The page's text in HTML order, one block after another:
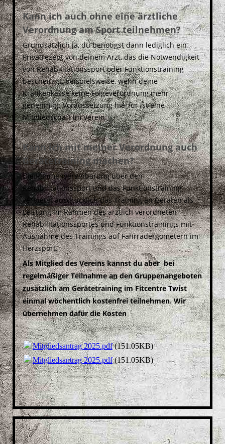
Kann ich auch ohne eine ärztliche
Verordnung am Sport teilnehmen?
Grundsätzlich ja, du benötigst dann lediglich ein
Privatrezept von deinem Arzt, das die Notwendigkeit
von Rehabilitationssport oder Funktionstraining
bescheinigt, beispielsweise, wenn deine
Krankenkasse keine Folgeverordnung mehr
genehmigt. Voraussetzung hierfür ist eine
Mitgliedschaft im Verein.
Kann ich mit meiner Verordnung auch
Gerätetraining machen?
Die Rahmenvereinbarung über den
Rehabilitationssport und das Funktionstraining
verbietet ausdrücklich das Training an Geräten als
Leistung im Rahmen des ärztlich verordneten
Rehabilitationssportes und Funktionstrainings mit
Ausnahme des Trainings auf Fahrradergometern im
Herzsport.
Als Mitglied des Vereins kannst du aber bei
regelmäßiger Teilnahme an den Gruppenangeboten
zusätzlich am Gerätetraining im Fitcentre Twist
einmal wöchentlich kostenfrei teilnehmen.Wir
übernehmen dafür die Kosten
Mitgliedsantrag 2025.pdf(151.05KB)
Mitgliedsantrag 2025.pdf(151.05KB)